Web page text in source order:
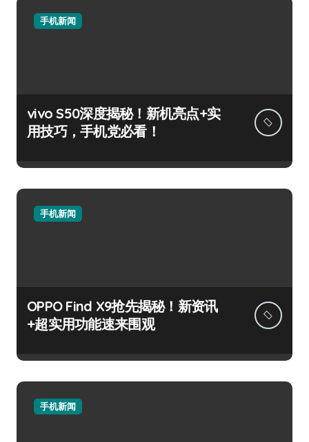
手机新闻
vivo S50深度揭秘！新机亮点+实
用技巧，手机党必看！
手机新闻
OPPO Find X9抢先揭秘！新资讯
+超实用功能速来围观
手机新闻